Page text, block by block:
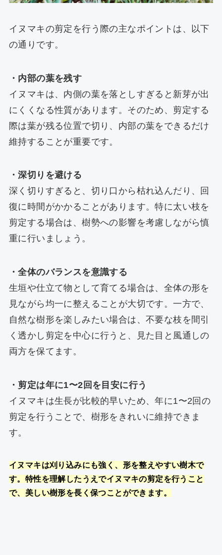
イヌマキの剪定を行う際の主なポイントは、以下
の通りです。
・内部の葉を残す
イヌマキは、内側の葉を落としすぎると新芽が出
にくくなる性質があります。そのため、剪定する
際は葉が残る位置で切り、内部の葉をできるだけ
維持することが重要です。
・深切りを避ける
深く切りすぎると、切り口から枯れ込んだり、回
復に時間がかかることがあります。特に太い枝を
剪定する場合は、樹勢への影響を考慮しながら慎
重に行いましょう。
・全体のバランスを意識する
生垣や仕立て物として育てる場合は、全体の形を
見ながら均一に整えることが大切です。一方で、
自然な樹形を楽しみたい場合は、不要な枝を間引
く透かし剪定を中心に行うと、見た目と風通しの
両方を保てます。
・剪定は年に1〜2回を目安に行う
イヌマキは生長が比較的早いため、年に1〜2回の
剪定を行うことで、樹形をきれいに維持できま
す。
イヌマキは刈り込みにも強く、形を整えやすい樹木で
す。特性を理解したうえでイヌマキの剪定を行うこと
で、美しい樹形を長く保つことができます。